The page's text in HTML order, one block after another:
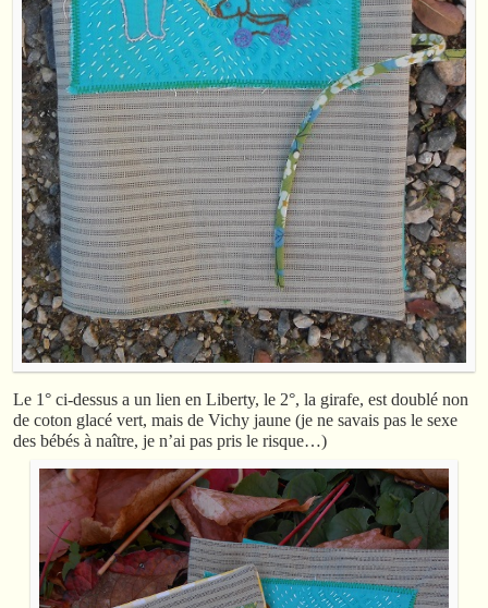
Le 1° ci-dessus a un lien en Liberty, le 2°, la girafe, est doublé non
de coton glacé vert, mais de Vichy jaune (je ne savais pas le sexe
des bébés à naître, je n’ai pas pris le risque…)